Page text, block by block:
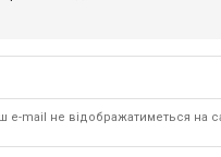
e-mail не відображатиметься на